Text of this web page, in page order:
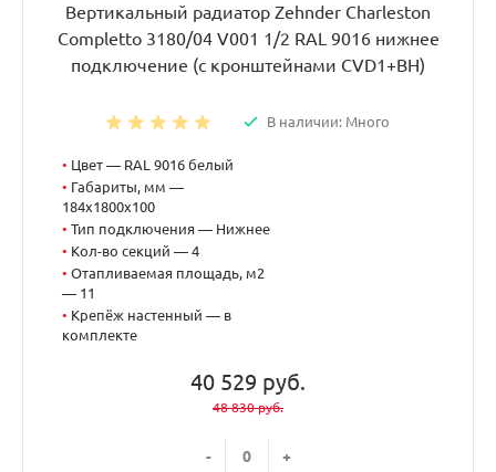
Вертикальный радиатор Zehnder Charleston
Completto 3180/04 V001 1/2 RAL 9016 нижнее
подключение (с кронштейнами CVD1+BH)
В наличии: Много
• Цвет — RAL 9016 белый
• Габариты, мм —
184x1800x100
• Тип подключения — Нижнее
• Кол-во секций — 4
• Отапливаемая площадь, м2
— 11
• Крепёж настенный — в
комплекте
40 529 руб.
48 830 руб.
- +